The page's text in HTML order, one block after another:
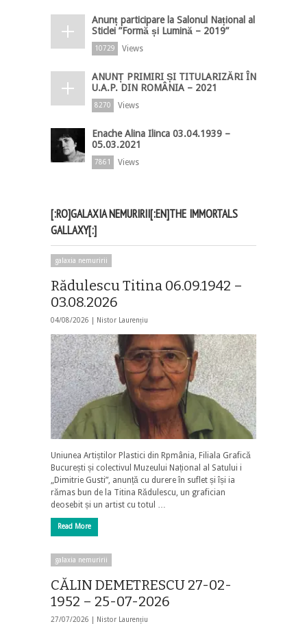
Anunț participare la Salonul Național al
Sticlei ”Formă și Lumină – 2019”
10729 Views
ANUNȚ PRIMIRI ȘI TITULARIZĂRI ÎN
U.A.P. DIN ROMÂNIA – 2021
8270 Views
Enache Alina Ilinca 03.04.1939 –
05.03.2021
7861 Views
[:RO]GALAXIA NEMURIRII[:EN]THE IMMORTALS
GALLAXY[:]
galaxia nemuririi
Rădulescu Titina 06.09.1942 –
03.08.2026
04/08/2026 | Nistor Laurențiu
Uniunea Artiștilor Plastici din Rpmânia, Filiala Grafică
București și colectivul Muzeului Național al Satului i
„Dimitrie Gusti”, anunță cu durere în suflet și își ia
rămas bun de la Titina Rădulescu, un grafician
deosebit și un artist cu totul …
Read More
galaxia nemuririi
CĂLIN DEMETRESCU 27-02-
1952 – 25-07-2026
27/07/2026 | Nistor Laurențiu